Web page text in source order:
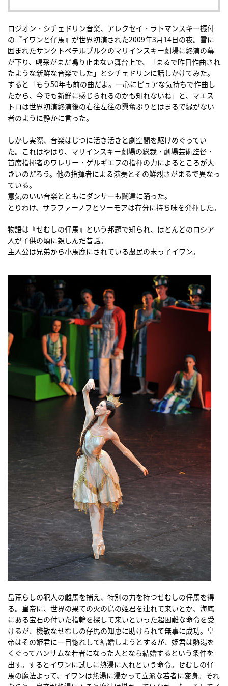
ロジオン・シチェドリン音楽、アレクセイ・ラトマンスキー振付
の『イワンと仔馬』が世界初演された2009年3月14日の夜。雪に
囲まれたサンクトペテルブルクのマリインスキー劇場に終演の幕
が下り、喝采がまだ鳴り止まない舞台上で、「まるで昨日作曲され
たような新鮮な音楽でした」とシチェドリンに話しかけてみた。
すると「もう50年も前の曲だよ。一心にピュアな気持ちで作曲し
たから、今でも新鮮に感じられるのかも知れないね」と、マエス
トロは世界初演終演後の右往左往の興奮ぶりとはまるで縁がない
者のように静かに言った。
しかし実際、音楽はじつに活き活きと劇空間を駆けめぐってい
た。これはやはり、マリインスキー劇場の総裁・劇場芸術監督・
首席指揮者のワレリー・ゲルギエフの指揮の力によるところが大
きいのだろう。他の指揮者による演奏とその鮮烈さがまるで異なっ
ている。
意気のいい音楽とともにダンサーも闊達に踊った。
とりわけ、サラファーノフとソーモアは存分に持ち味を発揮した。
物語は『せむしの仔馬』という邦題で知られ、ほとんどのロシア
人が子供の頃に親しんだ昔話。
主人公は兄弟から小馬鹿にされている農民の末っ子イワン。
畠荒らしの犯人の雌馬を捕え、特別の力を持つせむしの仔馬を得
る。皇帝に、世界の果ての火の鳥の姫君を連れて来いとか、海底
にある宝石の付いた指輪を探して来いといった超困難な命令を受
けるが、機敏なせむしの仔馬の知恵に助けられて無事に成功。皇
帝はその姫君に一目惚れして結婚しようとするが、姫君は熱湯を
くぐってハンサムな若者になった人となら結婚するという条件を
出す。するとイワンに試しに熱湯に入れという命令。せむしの仔
馬の魔法よって、イワンは熱湯に浸かって立派な若者に変身。それ